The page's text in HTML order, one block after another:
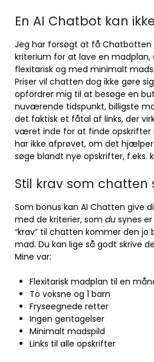
En AI Chatbot kan
Jeg har forsøgt at få Chatbotten
kriterium for at lave en madplan,
flexitarisk og med minimalt
Priser vil chatten dog ikke gøre
opfordrer mig til at besøge en
nuværende tidspunkt, billigste
det faktisk et fåtal af links, der
været inde for at finde opskrifter
har ikke afprøvet, om det hjælper
søge blandt nye opskrifter, f.eks.
Stil krav som chatten
Som bonus kan AI Chatten give
med de kriterier, som du synes
“krav” til chatten kommer den
mad. Du kan lige så godt skrive
Mine var:
Flexitarisk madplan til en
To voksne og 1 barn
Fryseegnede retter
Ingen gentagelser
Minimalt madspild
Links til alle opskrifter